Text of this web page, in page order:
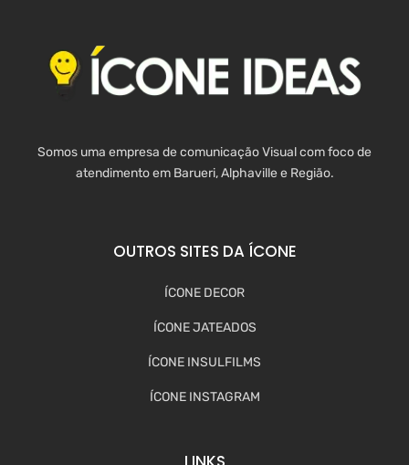
Somos uma empresa de comunicação Visual com foco de
atendimento em Barueri, Alphaville e Região.
OUTROS SITES DA ÍCONE
ÍCONE DECOR
ÍCONE JATEADOS
ÍCONE INSULFILMS
ÍCONE INSTAGRAM